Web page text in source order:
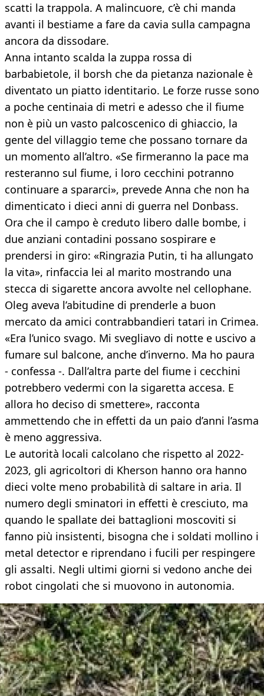
scatti la trappola. A malincuore, c’è chi manda
avanti il bestiame a fare da cavia sulla campagna
ancora da dissodare.
Anna intanto scalda la zuppa rossa di
barbabietole, il borsh che da pietanza nazionale è
diventato un piatto identitario. Le forze russe sono
a poche centinaia di metri e adesso che il fiume
non è più un vasto palcoscenico di ghiaccio, la
gente del villaggio teme che possano tornare da
un momento all’altro. «Se firmeranno la pace ma
resteranno sul fiume, i loro cecchini potranno
continuare a spararci», prevede Anna che non ha
dimenticato i dieci anni di guerra nel Donbass.
Ora che il campo è creduto libero dalle bombe, i
due anziani contadini possano sospirare e
prendersi in giro: «Ringrazia Putin, ti ha allungato
la vita», rinfaccia lei al marito mostrando una
stecca di sigarette ancora avvolte nel cellophane.
Oleg aveva l’abitudine di prenderle a buon
mercato da amici contrabbandieri tatari in Crimea.
«Era l’unico svago. Mi svegliavo di notte e uscivo a
fumare sul balcone, anche d’inverno. Ma ho paura
- confessa -. Dall’altra parte del fiume i cecchini
potrebbero vedermi con la sigaretta accesa. E
allora ho deciso di smettere», racconta
ammettendo che in effetti da un paio d’anni l’asma
è meno aggressiva.
Le autorità locali calcolano che rispetto al 2022-
2023, gli agricoltori di Kherson hanno ora hanno
dieci volte meno probabilità di saltare in aria. Il
numero degli sminatori in effetti è cresciuto, ma
quando le spallate dei battaglioni moscoviti si
fanno più insistenti, bisogna che i soldati mollino i
metal detector e riprendano i fucili per respingere
gli assalti. Negli ultimi giorni si vedono anche dei
robot cingolati che si muovono in autonomia.